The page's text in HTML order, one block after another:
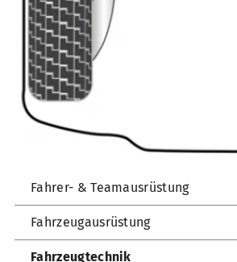
Fahrer- & Teamausrüstung
Fahrzeugausrüstung
Fahrzeugtechnik